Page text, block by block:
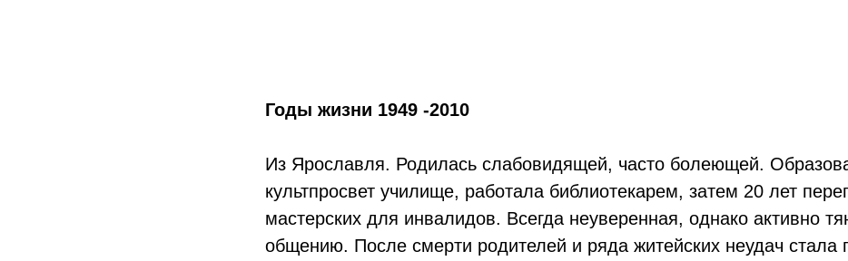
Годы жизни 1949 -2010
Из Ярославля. Родилась слабовидящей, часто болеющей.
культпросвет училище, работала библиотекарем, затем 20 лет
мастерских для инвалидов. Всегда неуверенная, однако активно
общению. После смерти родителей и ряда житейских неудач стала